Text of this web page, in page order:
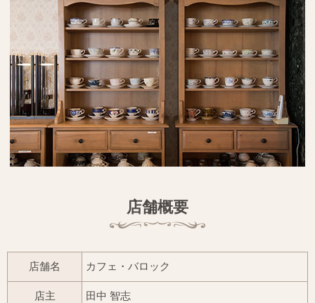
店舗概要
店舗名 カフェ・バロック
店主 田中 智志